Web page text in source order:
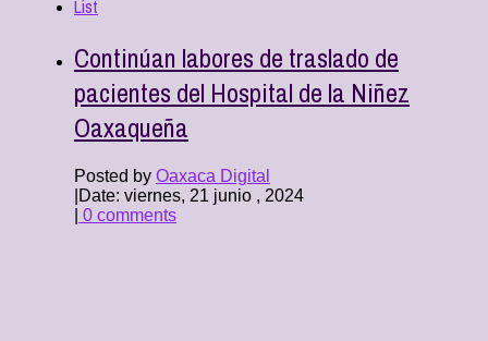
List
Continúan labores de traslado de
pacientes del Hospital de la Niñez
Oaxaqueña
Posted by Oaxaca Digital
Date: viernes, 21 junio , 2024
0 comments